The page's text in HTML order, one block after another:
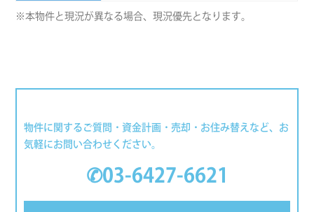
※本物件と現況が異なる場合、現況優先となります。
物件に関するご質問・資金計画・売却・お住み替えなど、お
気軽にお問い合わせください。
✆03-6427-6621